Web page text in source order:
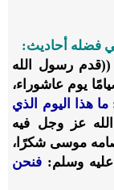
فضله أحاديث:
رسول الله
يوم عاشوراء،
ما هذا اليوم الذي
عز وجل فيه
موسى شكرًا،
وسلم: فنحن